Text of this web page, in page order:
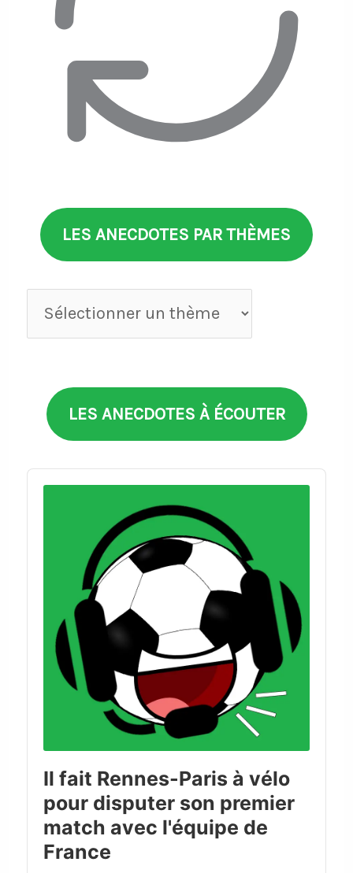
LES ANECDOTES PAR THÈMES
Anecdotes
par
LES ANECDOTES À ÉCOUTER
Audio
Player
Il fait Rennes-Paris à vélo
pour disputer son premier
match avec l'équipe de
France